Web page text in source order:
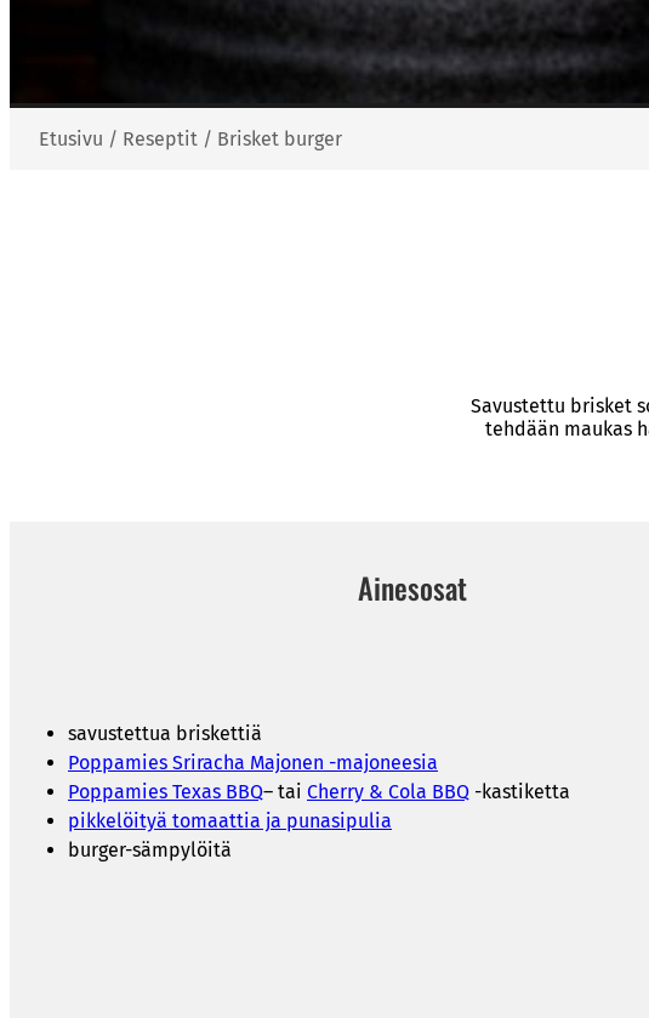
Etusivu / Reseptit / Brisket burger
Savustettu brisket
tehdään maukas
Ainesosat
savustettua briskettiä
Poppamies Sriracha Majonen -majoneesia
Poppamies Texas BBQ– tai Cherry & Cola BBQ -kastiketta
pikkelöityä tomaattia ja punasipulia
burger-sämpylöitä